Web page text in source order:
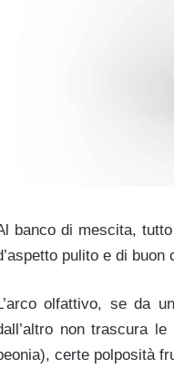
banco di mescita,
pulito e di
olfattivo, se da
non trascura
certe polposità